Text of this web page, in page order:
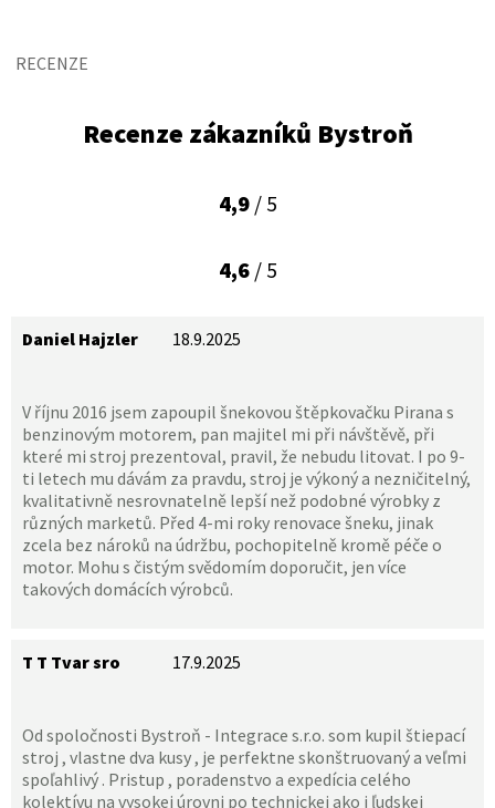
RECENZE
Recenze zákazníků Bystroň
4,9/ 5
4,6/ 5
Daniel Hajzler 18.9.2025
V říjnu 2016 jsem zapoupil šnekovou štěpkovačku Pirana s
benzinovým motorem, pan majitel mi při návštěvě, při
které mi stroj prezentoval, pravil, že nebudu litovat. I po 9-
ti letech mu dávám za pravdu, stroj je výkoný a nezničitelný,
kvalitativně nesrovnatelně lepší než podobné výrobky z
různých marketů. Před 4-mi roky renovace šneku, jinak
zcela bez nároků na údržbu, pochopitelně kromě péče o
motor. Mohu s čistým svědomím doporučit, jen více
takových domácích výrobců.
T T Tvar sro 17.9.2025
Od spoločnosti Bystroň - Integrace s.r.o. som kupil štiepací
stroj , vlastne dva kusy , je perfektne skonštruovaný a veľmi
spoľahlivý . Pristup , poradenstvo a expedícia celého
kolektívu na vysokej úrovni po technickej ako i ľudskej